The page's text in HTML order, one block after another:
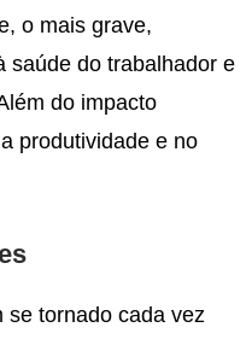
o mais grave,
saúde do trabalhador e
do impacto
produtividade e no
se tornado cada vez